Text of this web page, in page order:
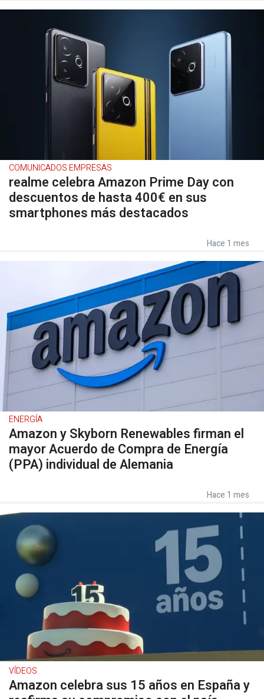
COMUNICADOS EMPRESAS
realme celebra Amazon Prime Day con
descuentos de hasta 400€ en sus
smartphones más destacados
Hace 1 mes
ENERGÍA
Amazon y Skyborn Renewables firman el
mayor Acuerdo de Compra de Energía
(PPA) individual de Alemania
Hace 1 mes
VÍDEOS
Amazon celebra sus 15 años en España y